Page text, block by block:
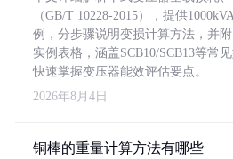
（GB/T 10228-2015），提供
例，分步骤说明变损计算方法，并
实例表格，涵盖SCB10/SCB13等常
快速掌握变压器能效评估要点。
2026年8月4日
铜棒的重量计算方法有哪些